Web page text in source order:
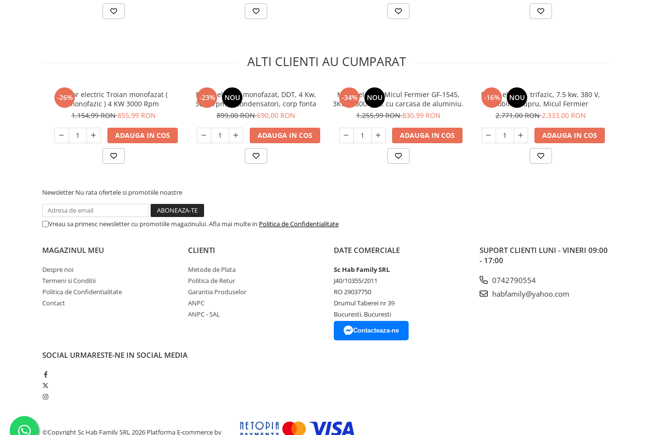
Ventilatoare & Sisteme Racire
Incubatoare oua
ALTI CLIENTI AU CUMPARAT
-26%
Motor electric Troian monofazat (
monofazic ) 4 KW 3000 Rpm
1.154,99 RON855,99 RON
ADAUGA IN COS
-23% NOU
Motor electric monofazat, DDT, 4 Kw,
3000 rpm, 2 condensatori, corp fonta
899,00 RON690,00 RON
ADAUGA IN COS
-34% NOU
Motor electric Micul Fermier GF-1545,
3KW, 2800Rpm, cu carcasa de aluminiu.
1.255,99 RON830,99 RON
ADAUGA IN COS
-16% NOU
Motor electric, trifazic, 7.5 kw, 380 V,
bobinaj cupru, Micul Fermier
2.771,00 RON2.333,00 RON
ADAUGA IN COS
Newsletter Nu rata ofertele si promotiile noastre
Vreau sa primesc newsletter cu promotiile magazinului. Afla mai multe in Politica de Confidentialitate
MAGAZINUL MEU
Despre noi
Termeni si Conditii
Politica de Confidentialitate
Contact
CLIENTI
Metode de Plata
Politica de Retur
Garantia Produselor
ANPC
ANPC - SAL
DATE COMERCIALE
Sc Hab Family SRL
J40/10355/2011
RO 29037750
Drumul Taberei nr 39
Bucuresti, Bucuresti
Contacteaza-ne
SUPORT CLIENTI LUNI - VINERI 09:00
- 17:00
0742790554
habfamily@yahoo.com
SOCIAL URMARESTE-NE IN SOCIAL MEDIA
©Copyright Sc Hab Family SRL 2026 Platforma E-commerce by